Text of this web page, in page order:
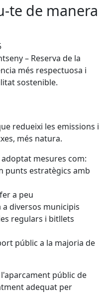
te de manera
– Reserva de la
més respectuosa i
sostenible.
redueixi les emissions i
més natura.
mesures com:
punts estratègics amb
a peu
diversos municipis
regulars i bitllets
públic a la majoria de
públic de
adequat per